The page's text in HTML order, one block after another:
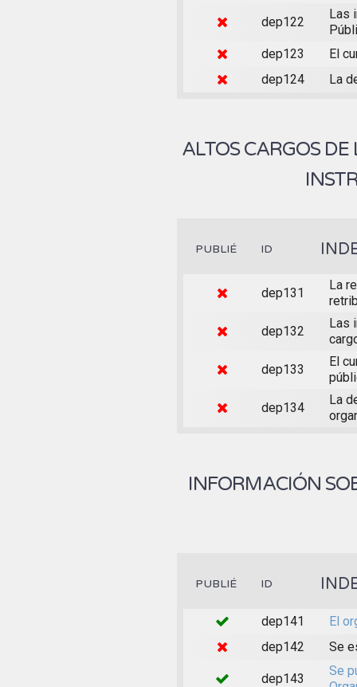
dep122
Las
dep123
El
dep124
La
ALTOS CARGOS
PUBLIÉ ID
dep131
La
dep132
Las
dep133
El
dep134
La
INFORMACIÓN
PUBLIÉ ID
dep141
El
dep142
Se
dep143
Se